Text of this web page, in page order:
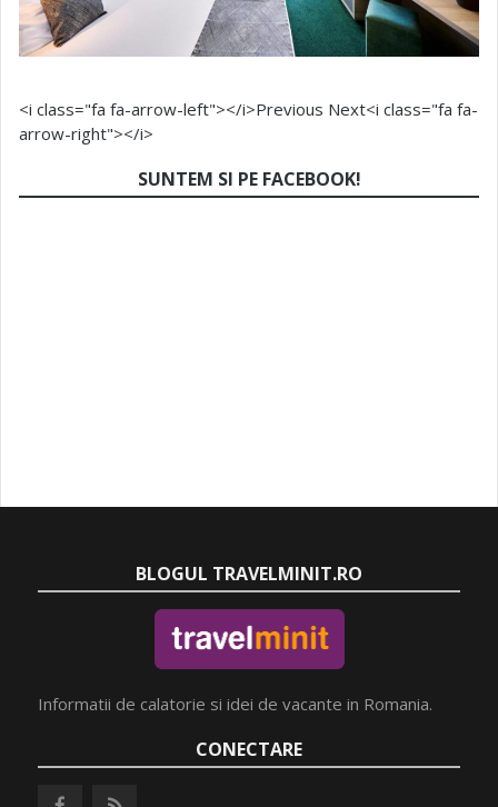
<i class="fa fa-arrow-left"></i>Previous Next<i class="fa fa-
arrow-right"></i>
SUNTEM SI PE FACEBOOK!
BLOGUL TRAVELMINIT.RO
Informatii de calatorie si idei de vacante in Romania.
CONECTARE